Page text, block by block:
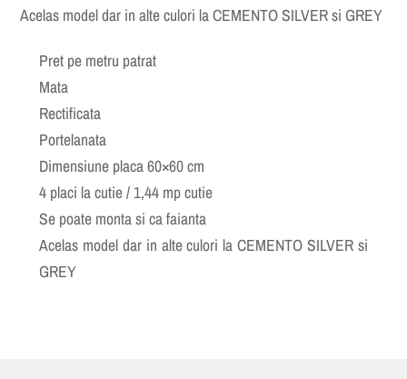
Acelas model dar in alte culori la CEMENTO SILVER si GREY
Pret pe metru patrat
Mata
Rectificata
Portelanata
Dimensiune placa 60×60 cm
4 placi la cutie / 1,44 mp cutie
Se poate monta si ca faianta
Acelas model dar in alte culori la CEMENTO SILVER si
GREY